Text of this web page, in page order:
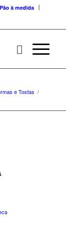
Pão à medida
e Tostas /